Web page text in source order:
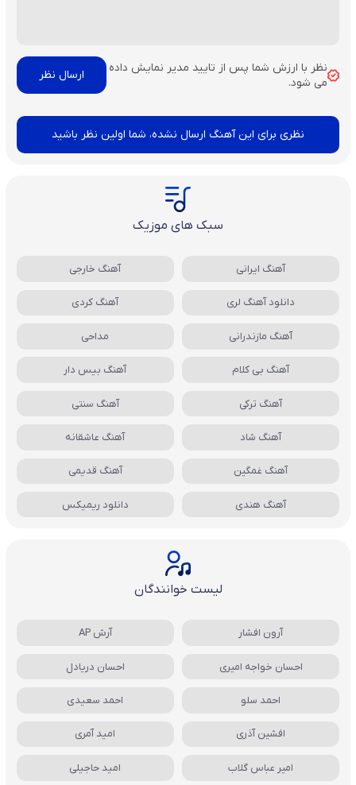
نظر با ارزش شما پس از تایید مدیر نمایش داده
می شود.
نظری برای این آهنگ ارسال نشده، شما اولین نظر باشید
سبک های موزیک
آهنگ ایرانی آهنگ خارجی
دانلود آهنگ لری آهنگ کردی
آهنگ مازندرانی مداحی
آهنگ بی کلام آهنگ بیس دار
آهنگ ترکی آهنگ سنتی
آهنگ شاد آهنگ عاشقانه
آهنگ غمگین آهنگ قدیمی
آهنگ هندی دانلود ریمیکس
لیست خوانندگان
آرون افشار آرش AP
احسان خواجه امیری احسان دریادل
احمد سلو احمد سعیدی
افشین آذری امید آمری
امیر عباس گلاب امید حاجیلی